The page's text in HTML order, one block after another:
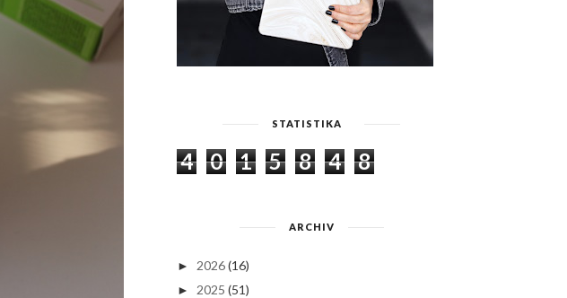
STATISTIKA
4 0 1 5 8 4 8
ARCHIV
► 2026 (16)
► 2025 (51)